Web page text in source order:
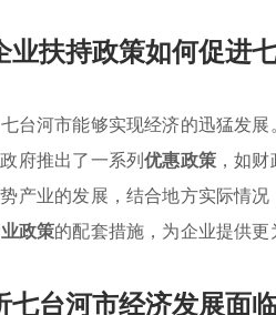
业扶持政策如何促进
台河市能够实现经济的迅猛发
府推出了一系列优惠政策 ，如
产业的发展，结合地方实际情
政策的配套措施，为企业提供
七台河市经济发展面